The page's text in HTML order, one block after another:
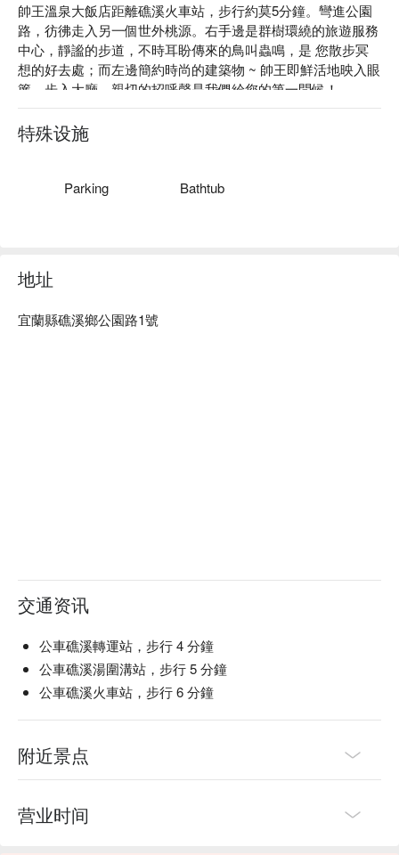
帥王溫泉大飯店距離礁溪火車站，步行約莫5分鐘。彎進公園
路，彷彿走入另一個世外桃源。右手邊是群樹環繞的旅遊服務
中心，靜謐的步道，不時耳盼傳來的鳥叫蟲鳴，是 您散步冥
想的好去處；而左邊簡約時尚的建築物 ~ 帥王即鮮活地映入眼
簾，步入大廳，親切的招呼聲是我們給您的第一問候！
帥王溫泉大飯店評價：網友好評推薦。
帥王溫泉大飯店推薦：入住帥王溫泉大飯店，讓你輕鬆探索熱
門景點和餐飲選。座落在宜蘭縣礁溪鄉，近礁溪地景廣場、湯
帥王溫泉大飯店優惠、帥王溫泉大飯店住宿方案、帥王溫泉大
特殊设施
Parking Bathtub
地址
宜蘭縣礁溪鄉公園路1號
交通资讯
公車礁溪轉運站，步行 4 分鐘
公車礁溪湯圍溝站，步行 5 分鐘
公車礁溪火車站，步行 6 分鐘
附近景点
营业时间